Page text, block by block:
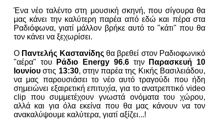
Ένα νέο ταλέντο στη μουσική σκηνή, που σίγουρα θα
μας κάνει την καλύτερη παρέα από εδώ και πέρα στα
Ραδιόφωνα, γιατί μάλλον βρήκε αυτό το "κάτι" που θα
τον κάνει να ξεχωρίσει.
Ο Παντελής Καστανίδηςθα βρεθεί στον Ραδιοφωνικό
"αέρα" του
Ράδιο Energy 96.6την
Παρασκευή 10
Ιουνίου στις 13:30, στην παρέα της Κικής Βασιλειάδου,
να μας παρουσιάσει το νέο αυτό τραγούδι που ήδη
σημειώνει εξαιρετική επιτυχία, για το ανατρεπτικό video
clip που συμμετέχουν γνωστά ονόματα του χώρου,
αλλά και για όλα εκείνα που θα μας κάνουν να τον
ανακαλύψουμε καλύτερα, γιατί αξίζει...!